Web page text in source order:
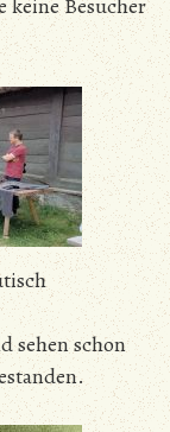
keine Besucher
sehen schon